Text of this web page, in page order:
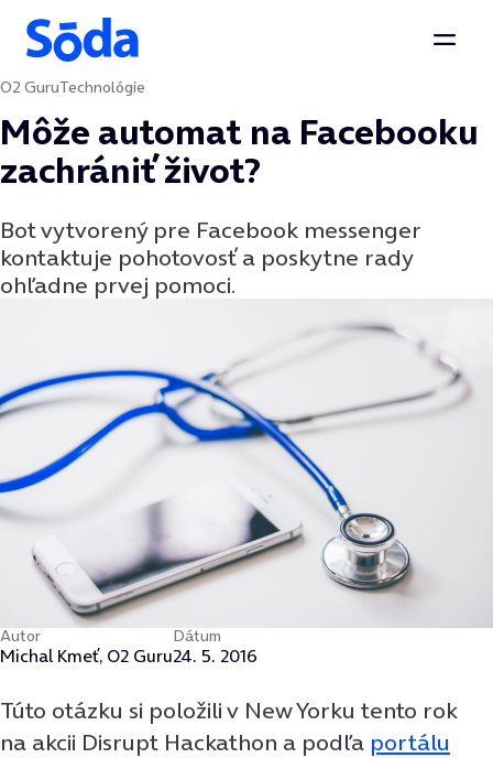
Preskočiť na obsah
O2 GuruTechnológie
Môže automat na Facebooku
zachrániť život?
Bot vytvorený pre Facebook messenger
kontaktuje pohotovosť a poskytne rady
ohľadne prvej pomoci.
Autor
Michal Kmeť, O2 Guru
Dátum
24. 5. 2016
Túto otázku si položili v New Yorku tento rok
na akcii Disrupt Hackathon a podľa portálu